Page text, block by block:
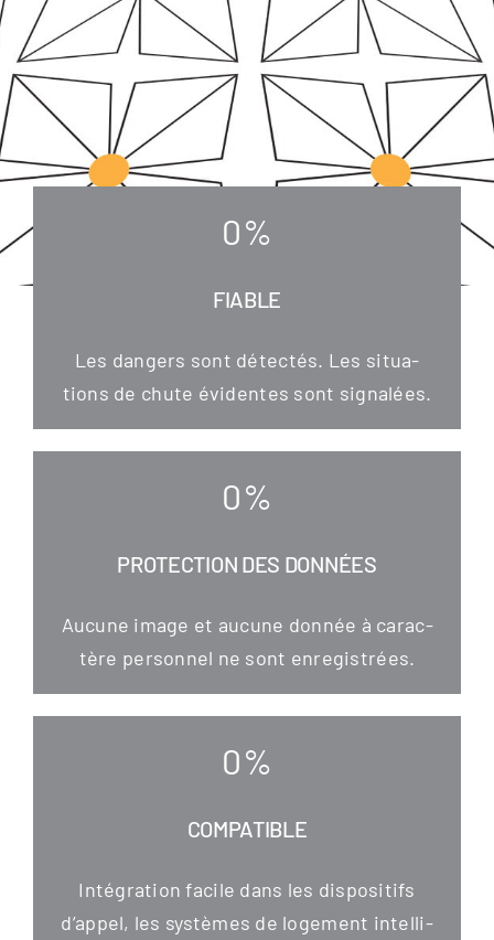
0%
FIABLE
Les dan­gers sont détec­tés. Les situa­
tions de chu­te évi­den­tes sont signalées.
0%
PROTECTION DES DONNÉES
Aucu­ne image et aucu­ne don­née à carac­
tère per­son­nel ne sont enregistrées.
0%
COMPATIBLE
Inté­gra­ti­on faci­le dans les dis­po­si­tifs
d’appel, les sys­tè­mes de loge­ment intel­li­